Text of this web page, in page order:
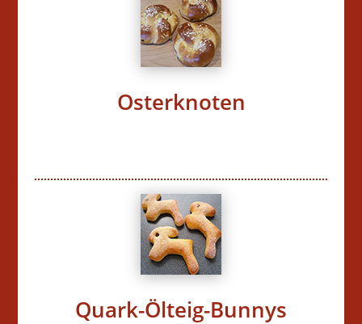
Osterknoten
Quark-Ölteig-Bunnys